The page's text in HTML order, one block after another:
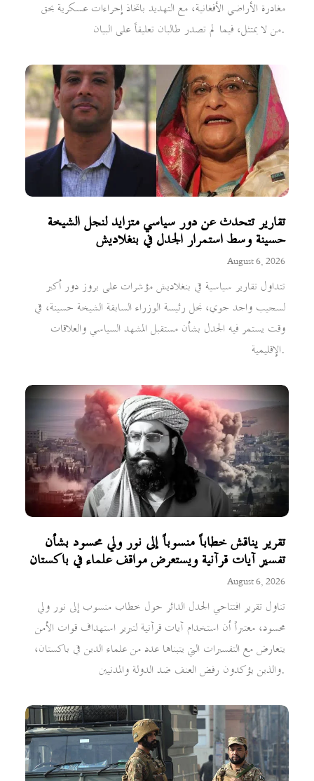
مغادرة الأراضي الأفغانية، مع التهديد باتخاذ إجراءات عسكرية بحق
من لا يمتثل، فيما لم تصدر طالبان تعليقاً على البيان.
تقارير تتحدث عن دور سياسي متزايد لنجل الشيخة
حسينة وسط استمرار الجدل في بنغلاديش
August 6, 2026
تتداول تقارير سياسية في بنغلاديش مؤشرات على بروز دور أكبر
لسجيب واجد جوي، نجل رئيسة الوزراء السابقة الشيخة حسينة، في
وقت يستمر فيه الجدل بشأن مستقبل المشهد السياسي والعلاقات
الإقليمية.
تقرير يناقش خطاباً منسوباً إلى نور ولي محسود بشأن
تفسير آيات قرآنية ويستعرض مواقف علماء في باكستان
August 6, 2026
تناول تقرير افتتاحي الجدل الدائر حول خطاب منسوب إلى نور ولي
محسود، معتبراً أن استخدام آيات قرآنية لتبرير استهداف قوات الأمن
يتعارض مع التفسيرات التي يتبناها عدد من علماء الدين في باكستان،
والذين يؤكدون رفض العنف ضد الدولة والمدنيين.